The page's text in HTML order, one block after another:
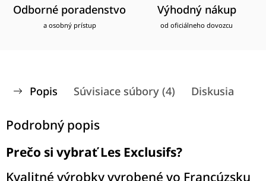
Odborné poradenstvo
a osobný prístup
Výhodný nákup
od oficiálneho dovozcu
Popis Súvisiace súbory (4) Diskusia
Podrobný popis
Prečo si vybrať Les Exclusifs?
Kvalitné výrobky vyrobené vo Francúzsku